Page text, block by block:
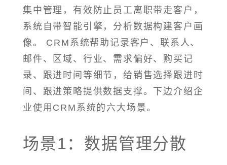
集中管理，有效防止员工离职带走客户，
系统自带智能引擎，分析数据构建客户画
像。 CRM系统帮助记录客户、联系人、
邮件、区域、行业、需求偏好、购买记
录、跟进时间等细节，给销售选择跟进时
间、跟进策略提供数据支撑。下边介绍企
业使用CRM系统的六大场景。
场景1：数据管理分散